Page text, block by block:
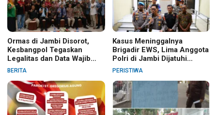
Ormas di Jambi Disorot,
Kesbangpol Tegaskan
Legalitas dan Data Wajib
Jelas
BERITA
Kasus Meninggalnya
Brigadir EWS, Lima Anggota
Polri di Jambi Dijatuhi
Sanksi PTDH
PERISTIWA